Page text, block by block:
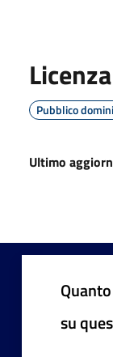
Pubblico
Ultimo
su